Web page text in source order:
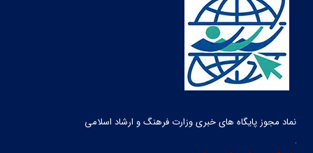
نماد مجوز پایگاه های خبری وزارت فرهنگ و ارشاد اسلامی